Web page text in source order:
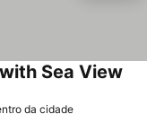
Sea View
da cidade